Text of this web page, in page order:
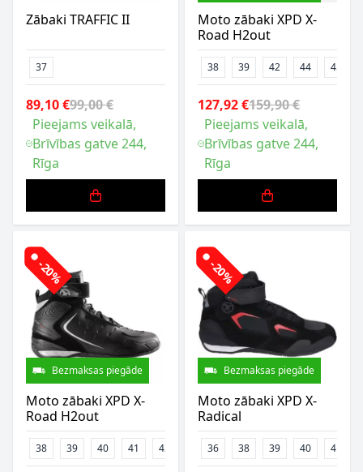
Zābaki TRAFFIC II
37
89,10 €99,00 €
Pieejams veikalā,
Brīvības gatve 244,
Rīga
Moto zābaki XPD X-
Road H2out
38 39 42 44 45
127,92 €159,90 €
Pieejams veikalā,
Brīvības gatve 244,
Rīga
-20%
Bezmaksas piegāde
Moto zābaki XPD X-
Road H2out
38 39 40 41 42
-20%
Bezmaksas piegāde
Moto zābaki XPD X-
Radical
36 38 39 40 41